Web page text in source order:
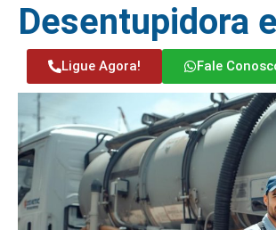
Desentupidora
Ligue Agora! Fale